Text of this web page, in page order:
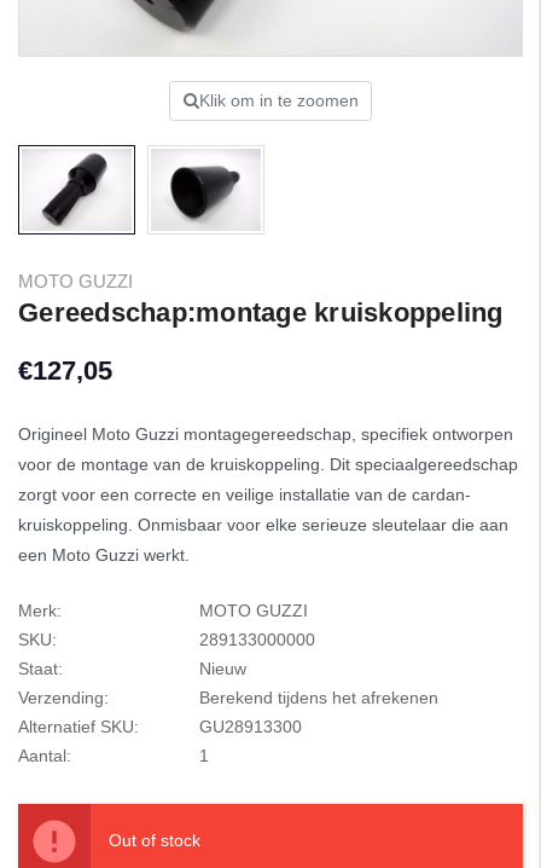
Klik om in te zoomen
MOTO GUZZI
Gereedschap:montage kruiskoppeling
€127,05
Origineel Moto Guzzi montagegereedschap, specifiek ontworpen
voor de montage van de kruiskoppeling. Dit speciaalgereedschap
zorgt voor een correcte en veilige installatie van de cardan-
kruiskoppeling. Onmisbaar voor elke serieuze sleutelaar die aan
een Moto Guzzi werkt.
Merk:
MOTO GUZZI
SKU:
289133000000
Staat:
Nieuw
Verzending:
Berekend tijdens het afrekenen
Alternatief SKU:
GU28913300
Aantal:
1
Out of stock